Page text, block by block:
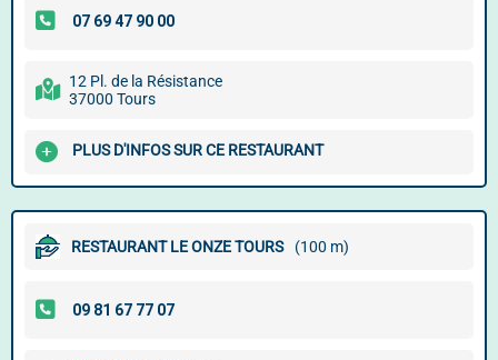
12 Pl. de la Résistance
37000 Tours
PLUS D'INFOS SUR CE RESTAURANT
RESTAURANT LE ONZE TOURS (100 m)